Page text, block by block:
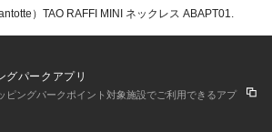
）TAO RAFFI MINI ネックレス ABAPT01.
グパークアプリ
ピングパークポイント対象施設でご利用できるアプ